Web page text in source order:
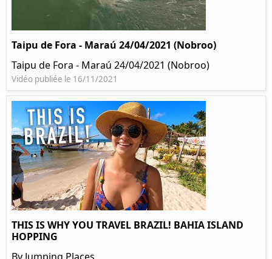
Taipu de Fora - Maraú 24/04/2021 (Nobroo)
Taipu de Fora - Maraú 24/04/2021 (Nobroo)
Vidéo publiée le 16/11/2021
THIS IS WHY YOU TRAVEL BRAZIL! BAHIA ISLAND
HOPPING